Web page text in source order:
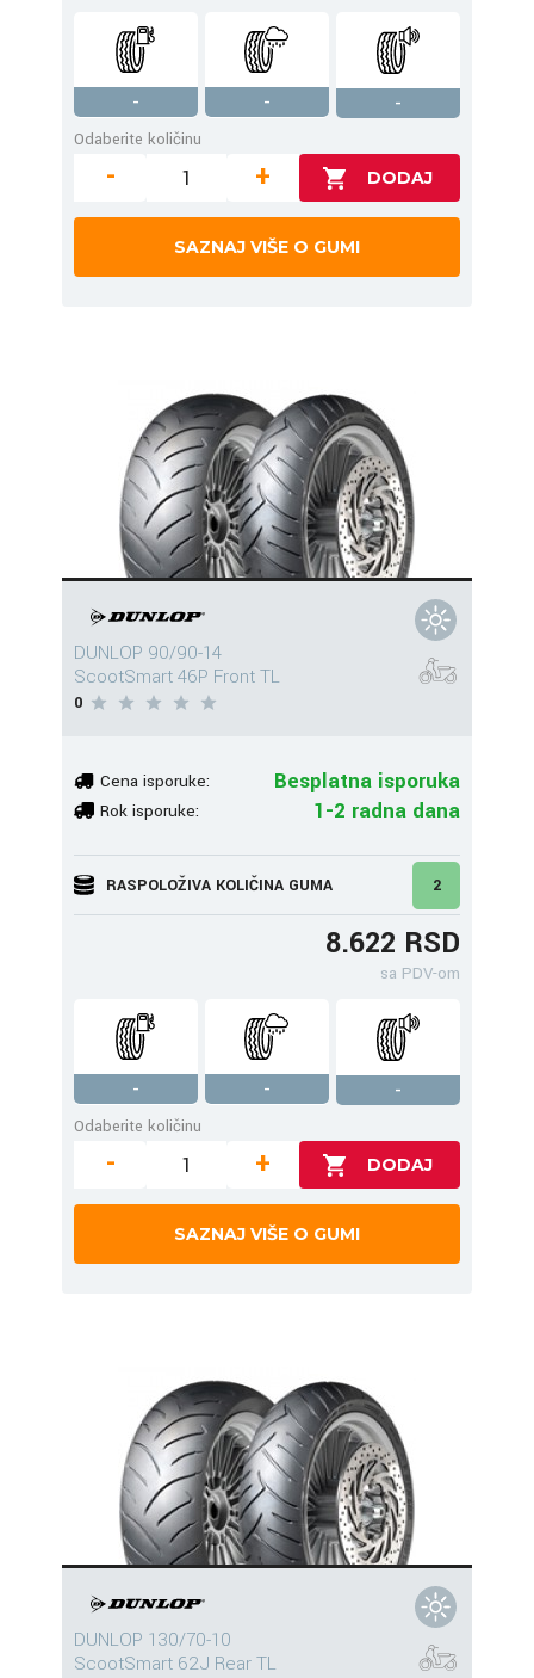
- -
-
Odaberite količinu
- +
SAZNAJ VIŠE O GUMI
DUNLOP 90/90-14
ScootSmart 46P Front TL
0
Cena isporuke: Besplatna isporuka
Rok isporuke: 1-2 radna dana
RASPOLOŽIVA KOLIČINA GUMA 2
8.622 RSD
sa PDV-om
- -
-
Odaberite količinu
- +
SAZNAJ VIŠE O GUMI
DUNLOP 130/70-10
ScootSmart 62J Rear TL